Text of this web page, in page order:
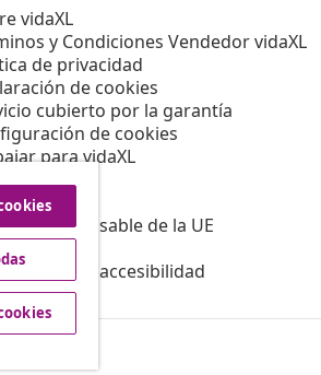
vidaXL
y Condiciones Vendedor vidaXL
de privacidad
de cookies
cubierto por la garantía
de cookies
para vidaXL
legal
responsable de la UE
de EPR
de accesibilidad